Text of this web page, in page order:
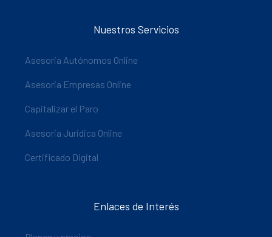
Nuestros Servicios
Asesoria Autónomos Online
Asesoria Empresas Online
Capitalizar el Paro
Asesoria Juridica Online
Certificado Digital
Enlaces de Interés